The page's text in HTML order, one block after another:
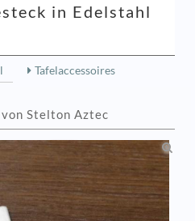
in Edelstahl
Tafelaccessoires
Stelton Aztec